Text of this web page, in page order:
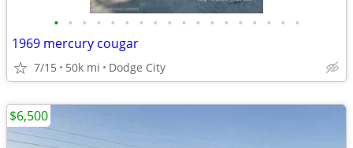
• • • • • • • • • • • • • • • • • •
1969 mercury cougar
7/15 50k mi Dodge City
$6,500